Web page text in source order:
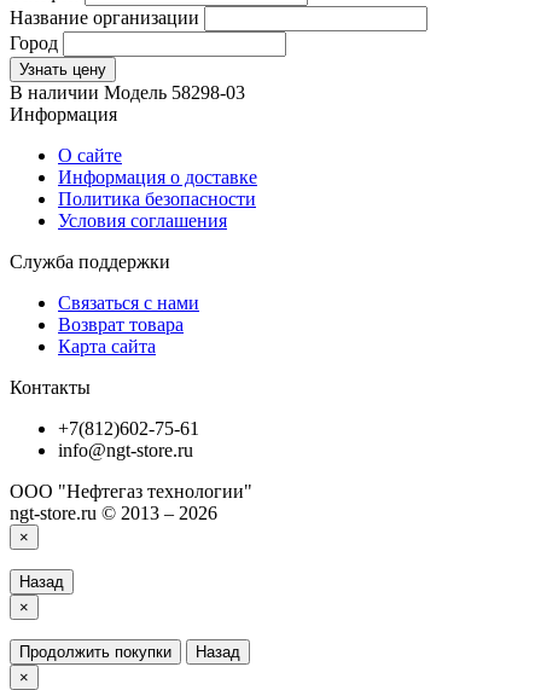
Название организации
Город
Узнать цену
В наличии Модель 58298-03
Информация
О сайте
Информация о доставке
Политика безопасности
Условия соглашения
Служба поддержки
Связаться с нами
Возврат товара
Карта сайта
Контакты
+7(812)602-75-61
info@ngt-store.ru
ООО "Нефтегаз технологии"
ngt-store.ru © 2013 – 2026
×
Назад
×
Продолжить покупки
Назад
×